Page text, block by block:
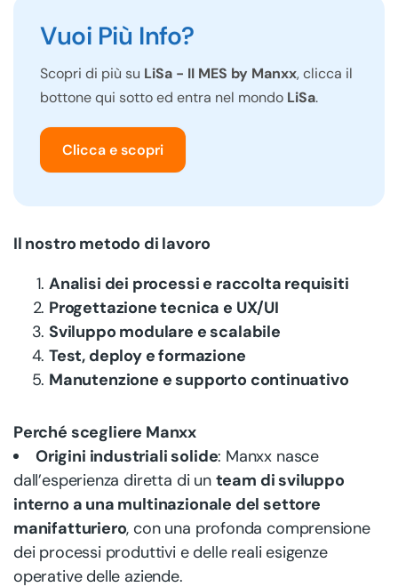
Vuoi Più Info?
Scopri di più su LiSa - II MES by Manxx, clicca il
bottone qui sotto ed entra nel mondo LiSa.
Clicca e scopri
Il nostro metodo di lavoro
Analisi dei processi e raccolta requisiti
Progettazione tecnica e UX/UI
Sviluppo modulare e scalabile
Test, deploy e formazione
Manutenzione e supporto continuativo
Perché scegliere Manxx
Origini industriali solide: Manxx nasce
dall’esperienza diretta di un team di sviluppo
interno a una multinazionale del settore
manifatturiero, con una profonda comprensione
dei processi produttivi e delle reali esigenze
operative delle aziende.